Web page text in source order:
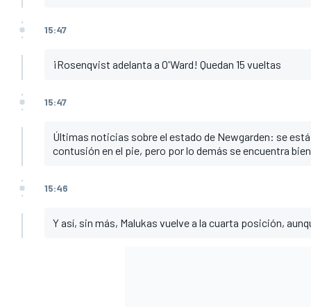
15:47
¡Rosenqvist adelanta a O'Ward! Quedan 15 vueltas
15:47
Últimas noticias sobre el estado de Newgarden: se
contusión en el pie, pero por lo demás se encuentra bien
15:46
Y así, sin más, Malukas vuelve a la cuarta posición,